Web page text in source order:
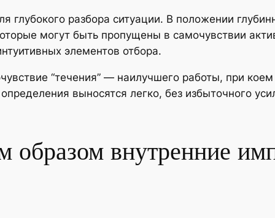
разбора ситуации. В положении
могут быть пропущены в самочувствии
элементов отбора.
“течения” — наилучшего работы, при коем
выносятся легко, без избыточного
образом внутренние